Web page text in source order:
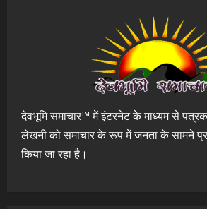
देवभूमि समाचार™ में इंटरनेट के माध्यम से
लेखनी को समाचार के रूप में जनता के सामने
किया जा रहा है।